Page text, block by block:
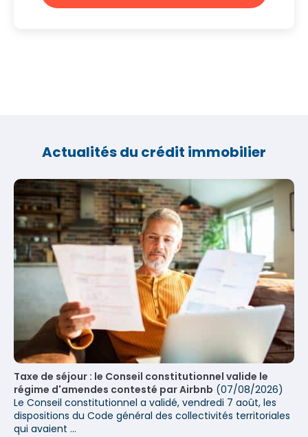
Actualités du crédit immobilier
Taxe de séjour : le Conseil constitutionnel valide le
régime d'amendes contesté par Airbnb (07/08/2026)
Le Conseil constitutionnel a validé, vendredi 7 août, les
dispositions du Code général des collectivités territoriales
qui avaient ...